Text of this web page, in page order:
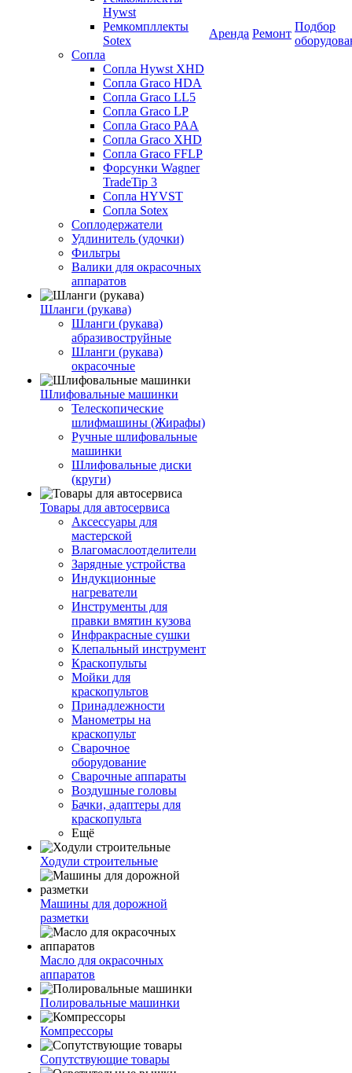
Hywst
Ремкомпллекты
Sotex
Сопла
Сопла Hywst XHD
Сопла Graco HDA
Сопла Graco LL5
Сопла Graco LP
Сопла Graco PAA
Сопла Graco XHD
Сопла Graco FFLP
Форсунки Wagner
TradeTip 3
Сопла HYVST
Сопла Sotex
Соплодержатели
Удлинитель (удочки)
Фильтры
Валики для окрасочных
аппаратов
Шланги (рукава)
Шланги (рукава)
абразивоструйные
Шланги (рукава)
окрасочные
Шлифовальные машинки
Телескопические
шлифмашины (Жирафы)
Ручные шлифовальные
машинки
Шлифовальные диски
(круги)
Товары для автосервиса
Аксессуары для
мастерской
Влагомаслоотделители
Зарядные устройства
Индукционные
нагреватели
Инструменты для
правки вмятин кузова
Инфракрасные сушки
Клепальный инструмент
Краскопульты
Мойки для
краскопультов
Принадлежности
Манометры на
краскопульт
Сварочное
оборудование
Сварочные аппараты
Воздушные головы
Бачки, адаптеры для
краскопульта
Ещё
Ходули строительные
Машины для дорожной
разметки
Масло для окрасочных
аппаратов
Полировальные машинки
Компрессоры
Сопутствующие товары
Аренда Ремонт
Подбор